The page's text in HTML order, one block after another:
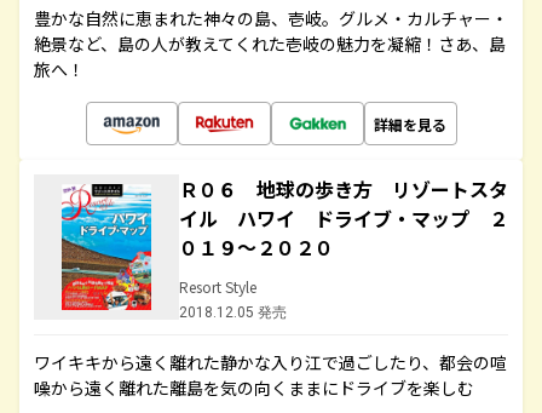
豊かな自然に恵まれた神々の島、壱岐。グルメ・カルチャー・
絶景など、島の人が教えてくれた壱岐の魅力を凝縮！さあ、島
旅へ！
詳細を見る
Ｒ０６ 地球の歩き方 リゾートスタ
イル ハワイ ドライブ・マップ ２
０１９～２０２０
Resort Style
2018.12.05 発売
ワイキキから遠く離れた静かな入り江で過ごしたり、都会の喧
噪から遠く離れた離島を気の向くままにドライブを楽しむ